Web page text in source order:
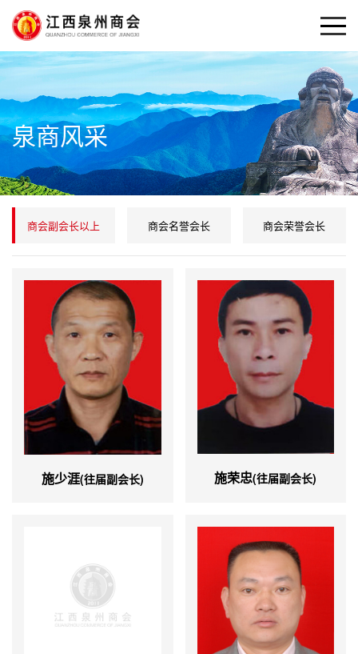
泉商风采
商会副会长以上 商会名誉会长 商会荣誉会长
施少涯(往届副会长) 施荣忠(往届副会长)